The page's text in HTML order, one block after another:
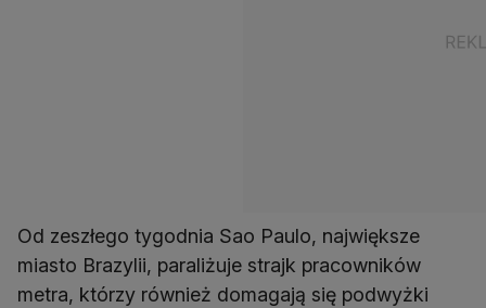
Od zeszłego tygodnia Sao Paulo, największe
miasto Brazylii, paraliżuje strajk pracowników
metra, którzy również domagają się podwyżki